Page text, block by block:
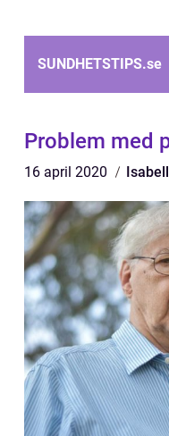
SUNDHETSTIPS.se
Problem med
16 april 2020